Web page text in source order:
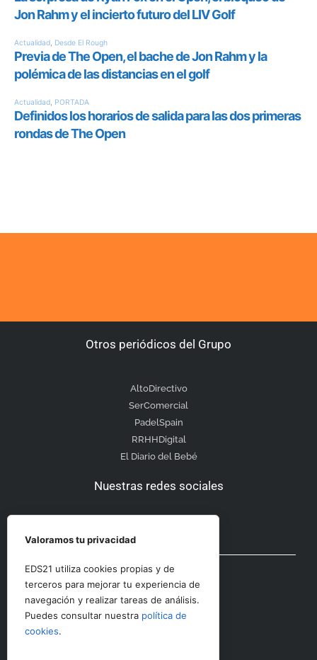
Otros periódicos del Grupo
AltoDirectivo
SerComercial
PadelSpain
RRHHDigital
El Diario del Bebé
Nuestras redes sociales
Otras secciones
Contacto
Valoramos tu privacidad
EDS21 utiliza cookies propias y de
terceros para mejorar tu experiencia de
navegación y realizar tareas de análisis.
Puedes consultar nuestra política de
cookies.